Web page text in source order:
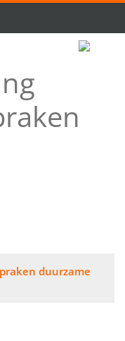
duurzame